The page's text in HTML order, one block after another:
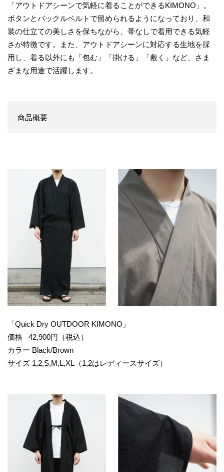
「アウトドアシーンで気軽に着ることができるKIMONO」。
ボタンとバックルベルトで留められるようになっており、和
装の仕立ての美しさを保ちながら、帯なしで着用できる気軽
さが特徴です。また、アウトドアシーンに対応する生地を採
用し、着る以外にも「包む」「掛ける」「敷く」など、さま
ざまな用途で活躍します。
商品概要
「Quick Dry OUTDOOR KIMONO」
価格 42,900円（税込）
カラー Black/Brown
サイズ 1,2,S,M,L,XL（1,2はレディースサイズ）